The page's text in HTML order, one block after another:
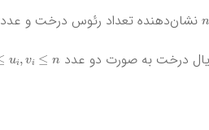
نشان‌دهنده تعداد رئوس درخت و عدد
درخت به صورت دو عدد vi